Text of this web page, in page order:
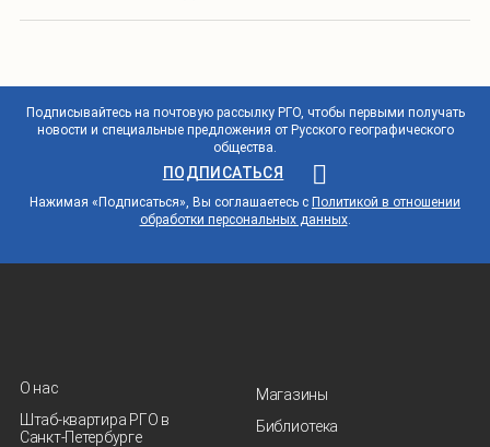
Подписывайтесь на почтовую рассылку РГО, чтобы первыми получать
новости и специальные предложения от Русского географического
общества.
ПОДПИСАТЬСЯ
Нажимая «Подписаться», Вы соглашаетесь с Политикой в отношении
обработки персональных данных.
О нас
Штаб-квартира РГО в
Санкт‑Петербурге
Магазины
Библиотека